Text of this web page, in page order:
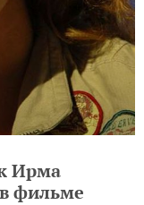
Ирма
фильме